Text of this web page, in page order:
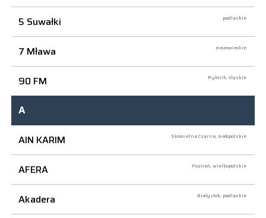
5 Suwałki podlaskie
7 Mława mazowieckie
90 FM Rybnik, śląskie
A
AIN KARIM
Skomielna Czarna, małopolskie
AFERA Poznań, wielkopolskie
Akadera Białystok, podlaskie